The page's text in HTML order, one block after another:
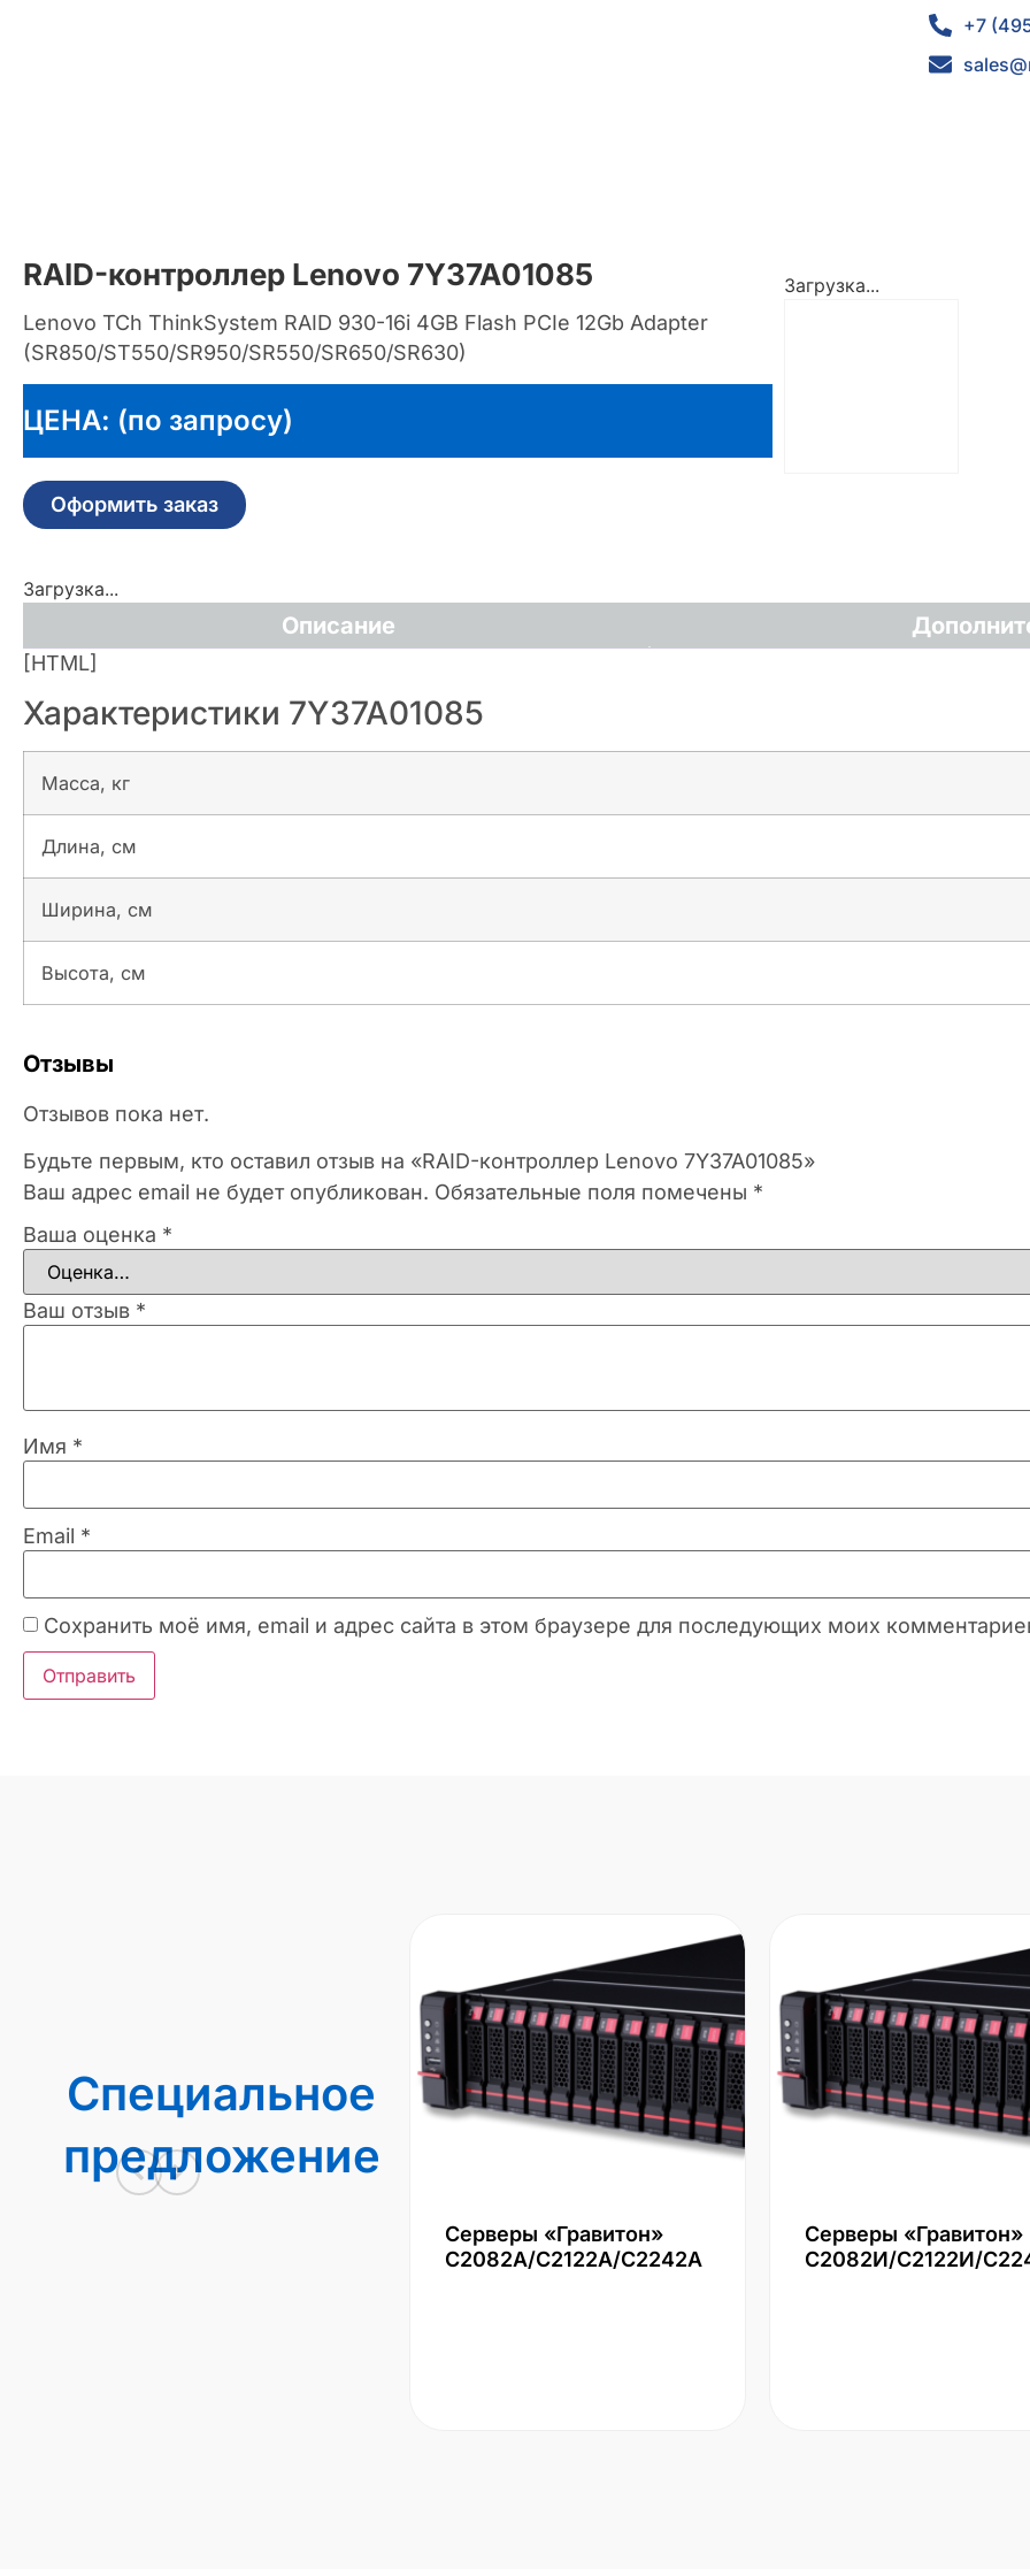
+7
RAID-контроллер Lenovo 7Y37A01085
Lenovo TCh ThinkSystem RAID 930-16i 4GB Flash PCIe 12Gb Adapter
(SR850/ST550/SR950/SR550/SR650/SR630)
ЦЕНА: (по запросу)
Оформить заказ
Загрузка...
Загрузка...
Описание
[HTML]
Характеристики 7Y37A01085
Масса, кг
Длина, см
Ширина, см
Высота, см
Отзывы
Отзывов пока нет.
Будьте первым, кто оставил отзыв на «RAID-контроллер Lenovo 7Y37A01085»
Ваш адрес email не будет опубликован. Обязательные поля помечены *
Ваша оценка *
Ваш отзыв *
Имя *
Email *
Сохранить моё имя, email и адрес сайта в этом браузере для последующих моих
Специальное
предложение
Серверы «Гравитон»
С2082А/С2122А/С2242А
Серверы «Гравитон»
С2082И/С2122И/